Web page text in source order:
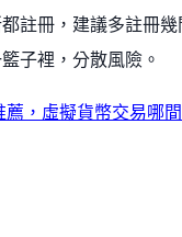
註冊，建議多註冊幾
子裡，分散風險。
薦，虛擬貨幣交易哪